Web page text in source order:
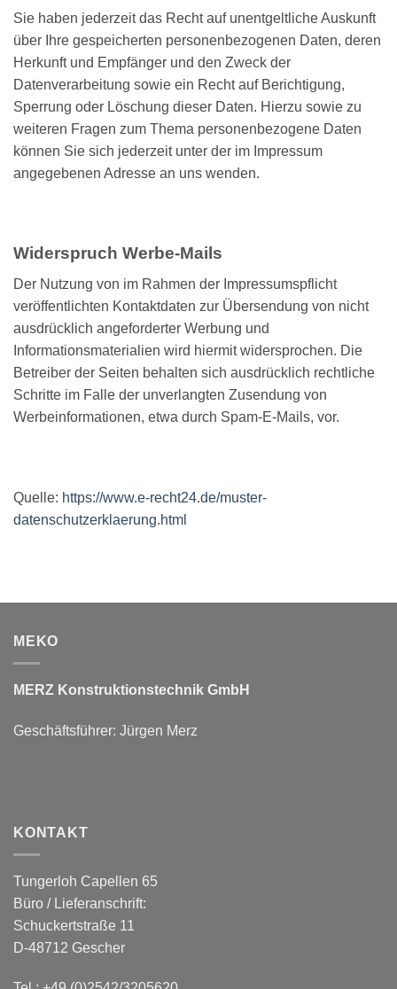
Sie haben jederzeit das Recht auf unentgeltliche Auskunft
über Ihre gespeicherten personenbezogenen Daten, deren
Herkunft und Empfänger und den Zweck der
Datenverarbeitung sowie ein Recht auf Berichtigung,
Sperrung oder Löschung dieser Daten. Hierzu sowie zu
weiteren Fragen zum Thema personenbezogene Daten
können Sie sich jederzeit unter der im Impressum
angegebenen Adresse an uns wenden.
Widerspruch Werbe-Mails
Der Nutzung von im Rahmen der Impressumspflicht
veröffentlichten Kontaktdaten zur Übersendung von nicht
ausdrücklich angeforderter Werbung und
Informationsmaterialien wird hiermit widersprochen. Die
Betreiber der Seiten behalten sich ausdrücklich rechtliche
Schritte im Falle der unverlangten Zusendung von
Werbeinformationen, etwa durch Spam-E-Mails, vor.
Quelle: https://www.e-recht24.de/muster-
datenschutzerklaerung.html
MEKO
MERZ Konstruktionstechnik GmbH
Geschäftsführer: Jürgen Merz
KONTAKT
Tungerloh Capellen 65
Büro / Lieferanschrift:
Schuckertstraße 11
D-48712 Gescher